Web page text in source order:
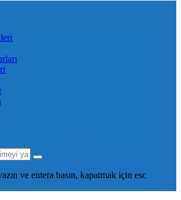
ve entera basın, kapatmak için esc